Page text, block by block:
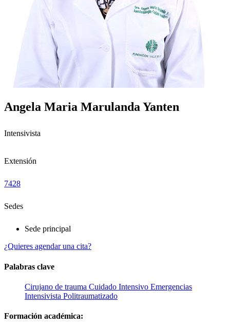
Angela Maria Marulanda Yanten
Intensivista
Extensión
7428
Sedes
Sede principal
¿Quieres agendar una cita?
Palabras clave
Cirujano de trauma Cuidado Intensivo Emergencias
Intensivista Politraumatizado
Formación académica: